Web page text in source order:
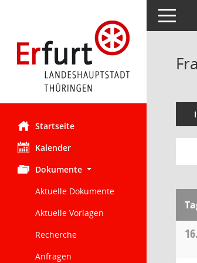
Startseite
Kalender
Dokumente
Aktuelle Dokumente
Aktuelle Vorlagen
Recherche
Anfragen
Toggle